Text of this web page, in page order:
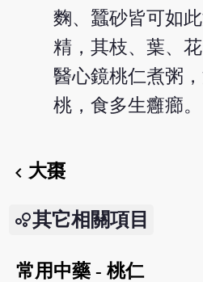
麴、蠶砂皆可如
精，其枝、葉、
醫心鏡桃仁煮粥
桃，食多生癰癤。
chevron_left大棗
其它相關項目
常用中藥 - 桃仁